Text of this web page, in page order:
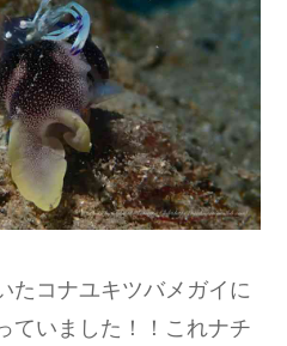
たコナユキツバメガイに
ていました！！これナチ